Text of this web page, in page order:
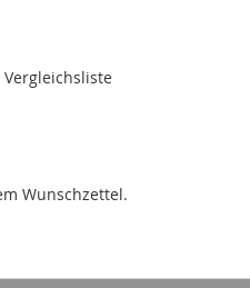
Wunschzettel.